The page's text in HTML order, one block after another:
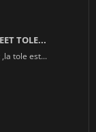
TOLE...
tole est...